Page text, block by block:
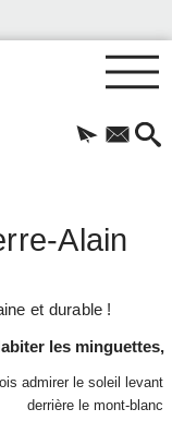
Alain
et durable !
les minguettes,
admirer le soleil levant
derrière le mont-blanc